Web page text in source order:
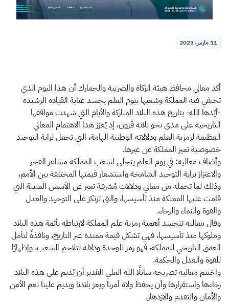
11 مارس 2023
أكد معالي محافظ هيئة الزكاة والضريبة والجمارك أن هذا اليوم الذي
تحتفي فيه المملكة وشعبها بيوم العلم يجسد عناية القيادة الرشيدة
-أيّدها الله- بتاريخ هذه البلاد المباركة والأيام التي شهدت مواقفها
التاريخية على مدى نحو ثلاثة قرون، إذ يُعزز هذا الاهتمام المعاني
العظيمة لرمزية العلم ودلالاته الوطنية الهامة، التي تجعل لراية التوحيد
خصوصية تميز المملكة عن غيرها.
وأضاف معاليه: في يوم العلم يتجلى لشعب المملكة مشاعر الفخر
والاعتزاز براية التوحيد الشامخة واستشعار قيمتها المختلفة بين الأمم،
وذلك لما تحمله من معاني ودلالات مُشرفة تعبر عن الأسس المتينة التي
قامت عليها المملكة منذ تأسيسها، والتي ترتكز على التوحيد والعدل
والقوة والنماء والرخاء.
وقال معاليه تتجسد أهمية رمزية علم المملكة لارتباطه بأئمة هذه البلاد
وملوكها منذ تأسيسها، فهي تشكل قيمة ممتدة عبر التاريخ، ونافذةً لتأمل
العمق التاريخي للمملكة، فهو رمز للوحدة ودلالة لتلاحم الشعب، وإظهارًا
للقوة والعدل والحكمة.
واختتم معاليه تصريحه سائلًا الله العلي القدير أن يُديم على هذه البلاد
رخاءها واستقرارها وأن يحفظ ولاة أمرنا ويعز بلادنا ويديم علينا نعم الأمن
والأمان والتقدم والازدهار.